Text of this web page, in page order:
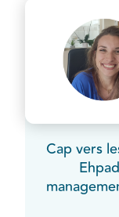
Cap vers